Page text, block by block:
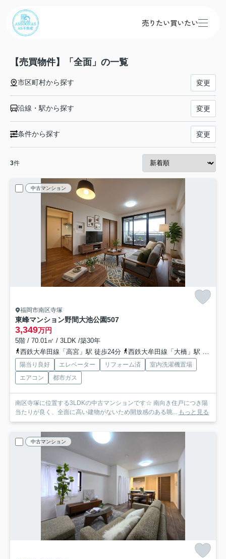
売りたい買いたい
【売買物件】「全面」の一覧
市区町村から探す 変更
沿線・駅から探す 変更
条件から探す 変更
3件
中古マンション
福岡市南区寺塚
東峰マンション野間大池公園507
3,349万円
5階 / 70.01㎡ / 3LDK /築30年
西鉄大牟田線「高宮」駅 徒歩24分
西鉄大牟田線「大橋」駅 徒歩32分
陽当り良好 エレベーター リフォーム済
室内洗濯機置場
エアコン
都市ガス
南区寺塚に位置する3LDKの中古マンションです☆ 南向き住戸につき陽
当たりが良く、全面に高い建物がないため開放感のある眺...
もっと見る
中古マンション